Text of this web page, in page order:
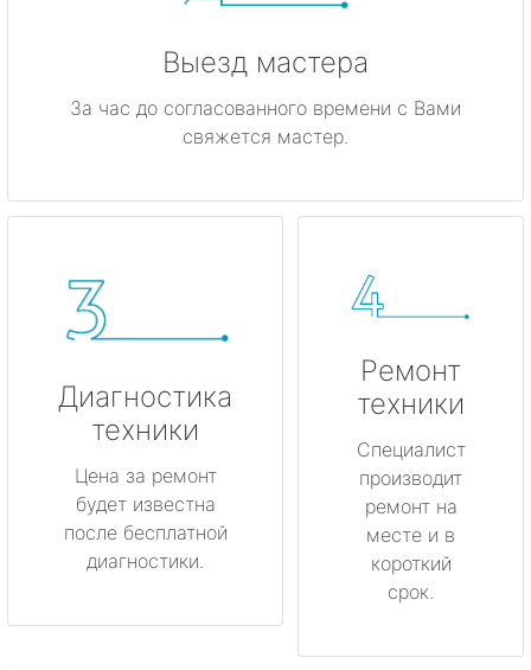
Выезд мастера
За час до согласованного времени с Вами
свяжется мастер.
Диагностика
техники
Цена за ремонт
будет известна
после бесплатной
диагностики.
Ремонт
техники
Специалист
производит
ремонт на
месте и в
короткий
срок.